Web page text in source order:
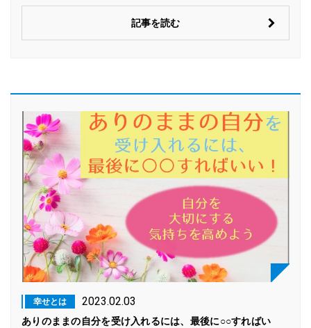
記事を読む
幸せとは 2023.02.03
ありのままの自分を受け入れるには、最後に○○すればい